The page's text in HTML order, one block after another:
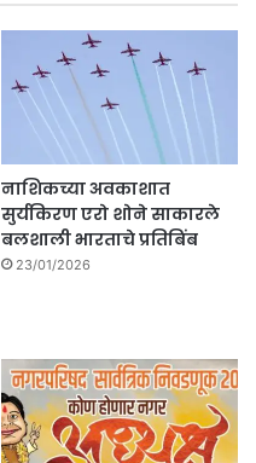
नाशिकच्या अवकाशात
सुर्यकिरण एरो शोने साकारले
बलशाली भारताचे प्रतिबिंब
23/01/2026